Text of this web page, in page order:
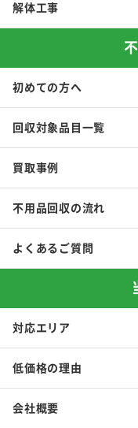
解体工事
初めての方へ
回収対象品目一覧
買取事例
不用品回収の流れ
よくあるご質問
対応エリア
低価格の理由
会社概要